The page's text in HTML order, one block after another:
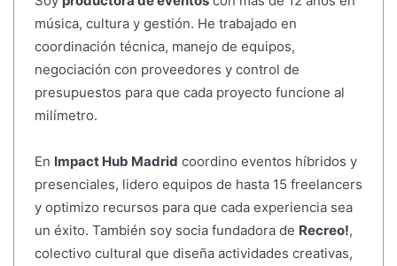
música, cultura y gestión. He trabajado en
coordinación técnica, manejo de equipos,
negociación con proveedores y control de
presupuestos para que cada proyecto funcione al
milímetro.
En Impact Hub Madrid coordino eventos híbridos y
presenciales, lidero equipos de hasta 15 freelancers
y optimizo recursos para que cada experiencia sea
un éxito. También soy socia fundadora de Recreo!,
colectivo cultural que diseña actividades creativas,